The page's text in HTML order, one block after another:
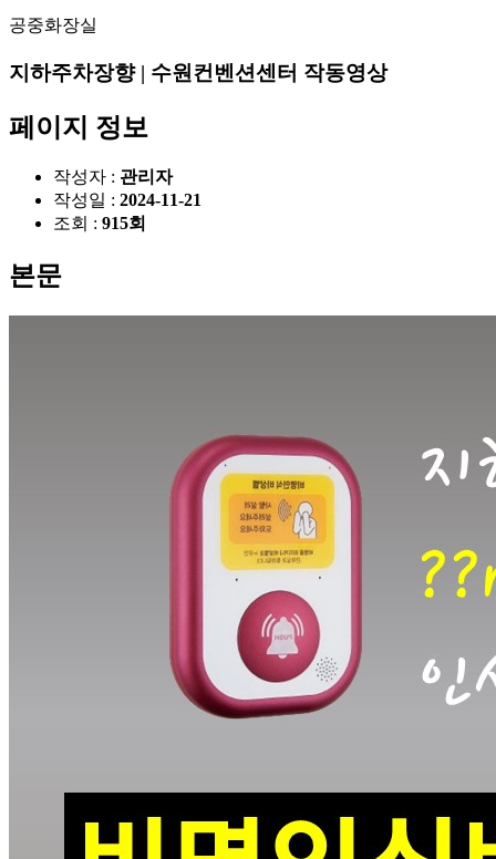
공중화장실
지하주차장향 | 수원컨벤션센터 작동영상
페이지 정보
작성자 : 관리자
작성일 : 2024-11-21
조회 : 915회
본문